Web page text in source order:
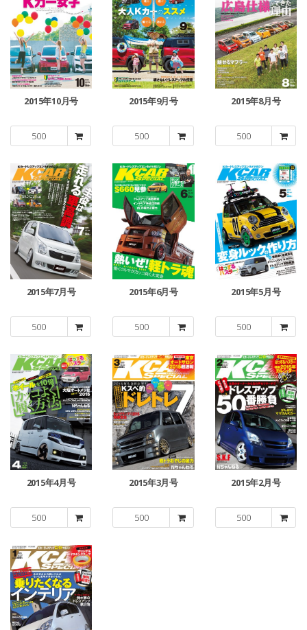
2015年10月号
500
2015年9月号
500
2015年8月号
500
2015年7月号
500
2015年6月号
500
2015年5月号
500
2015年4月号
500
2015年3月号
500
2015年2月号
500